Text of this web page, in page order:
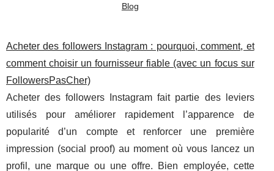
Blog
Acheter des followers Instagram : pourquoi, comment, et
comment choisir un fournisseur fiable (avec un focus sur
FollowersPasCher)
Acheter des followers Instagram fait partie des leviers
utilisés pour améliorer rapidement l’apparence de
popularité d’un compte et renforcer une première
impression (social proof) au moment où vous lancez un
profil, une marque ou une offre. Bien employée, cette